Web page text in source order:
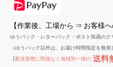
【作業後、工場から ⇒ お客様へ
ゆうパック・レターパック・ポスト投函のク
（ゆうパック以外は、お届け時間指定を無視
【配送形態に関係なく地域別一律の 送料